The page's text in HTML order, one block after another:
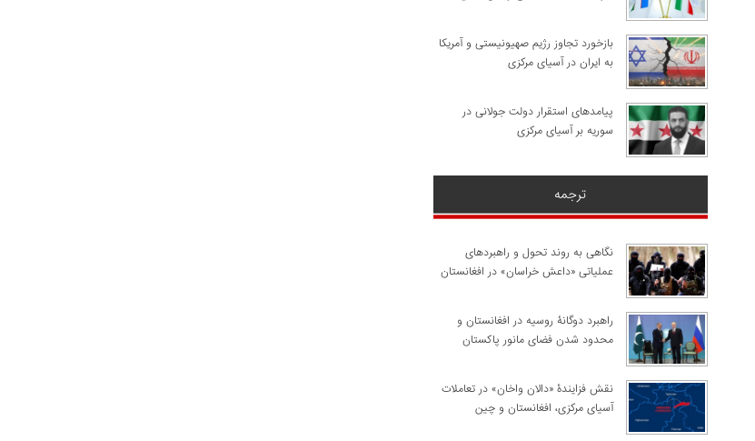
​بازخورد تجاوز رژیم صهیونیستی و آمریکا
به ایران در آسیای مرکزی
پیامدهای استقرار دولت جولانی در
سوریه بر آسیای مرکزی
ترجمه
نگاهی به روند تحول و راهبردهای
عملیاتی «داعش خراسان» در افغانستان
راهبرد دوگانۀ روسیه در افغانستان و
محدود شدن فضای مانور پاکستان
نقش فزایندۀ «دالان واخان» در تعاملات
آسیای مرکزی، افغانستان و چین